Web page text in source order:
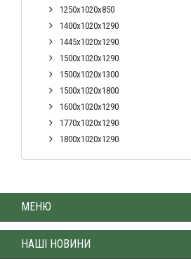
1250х1020х850
1400х1020х1290
1445х1020х1290
1500х1020х1290
1500х1020х1300
1500х1020х1800
1600х1020х1290
1770х1020х1290
1800х1020х1290
МЕНЮ
НАШІ НОВИНИ